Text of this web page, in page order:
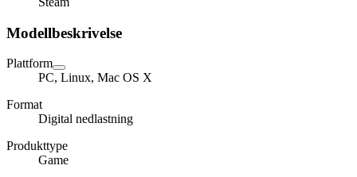
Modellbeskrivelse
Plattform
PC, Linux, Mac OS X
Format
Digital nedlastning
Produkttype
Game